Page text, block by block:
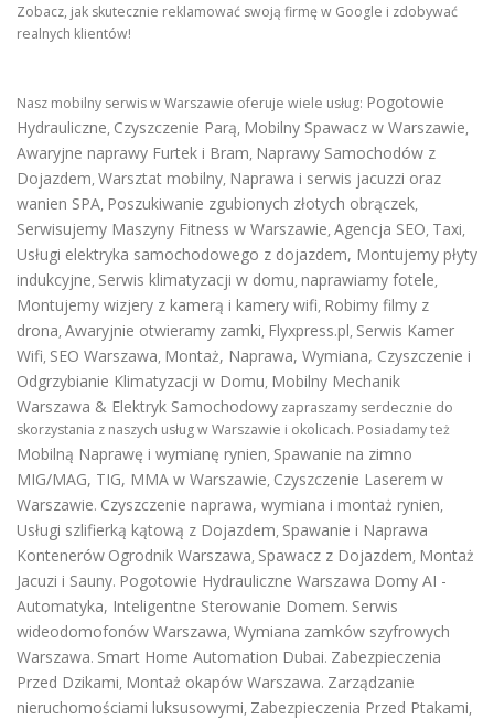
Zobacz, jak skutecznie reklamować swoją firmę w Google i zdobywać
realnych klientów!
Nasz mobilny serwis w Warszawie oferuje wiele usług: Pogotowie
Hydrauliczne, Czyszczenie Parą, Mobilny Spawacz w Warszawie,
Awaryjne naprawy Furtek i Bram, Naprawy Samochodów z
Dojazdem, Warsztat mobilny, Naprawa i serwis jacuzzi oraz
wanien SPA, Poszukiwanie zgubionych złotych obrączek,
Serwisujemy Maszyny Fitness w Warszawie, Agencja SEO, Taxi,
Usługi elektryka samochodowego z dojazdem, Montujemy płyty
indukcyjne, Serwis klimatyzacji w domu, naprawiamy fotele,
Montujemy wizjery z kamerą i kamery wifi, Robimy filmy z
drona, Awaryjnie otwieramy zamki, Flyxpress.pl, Serwis Kamer
Wifi, SEO Warszawa, Montaż, Naprawa, Wymiana, Czyszczenie i
Odgrzybianie Klimatyzacji w Domu, Mobilny Mechanik
Warszawa & Elektryk Samochodowy zapraszamy serdecznie do
skorzystania z naszych usług w Warszawie i okolicach. Posiadamy też
Mobilną Naprawę i wymianę rynien, Spawanie na zimno
MIG/MAG, TIG, MMA w Warszawie, Czyszczenie Laserem w
Warszawie. Czyszczenie naprawa, wymiana i montaż rynien,
Usługi szlifierką kątową z Dojazdem, Spawanie i Naprawa
Kontenerów Ogrodnik Warszawa, Spawacz z Dojazdem, Montaż
Jacuzi i Sauny. Pogotowie Hydrauliczne Warszawa Domy AI -
Automatyka, Inteligentne Sterowanie Domem. Serwis
wideodomofonów Warszawa, Wymiana zamków szyfrowych
Warszawa. Smart Home Automation Dubai. Zabezpieczenia
Przed Dzikami, Montaż okapów Warszawa. Zarządzanie
nieruchomościami luksusowymi, Zabezpieczenia Przed Ptakami,